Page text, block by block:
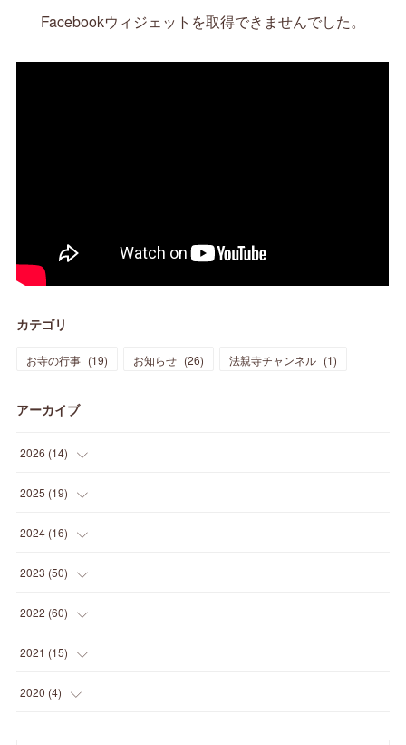
Facebookウィジェットを取得できませんでした。
カテゴリ
お寺の行事 (19) お知らせ (26) 法親寺チャンネル (1)
アーカイブ
2026 (14)
(3
(3
(3
(2
2025 (19)
(1
(1
(4
(1
2024 (16)
(3
(2
(2
(
2023 (50)
(8
(2
(
2022 (60)
(14 )
( )
2021 (15)
( )
2020 (4)